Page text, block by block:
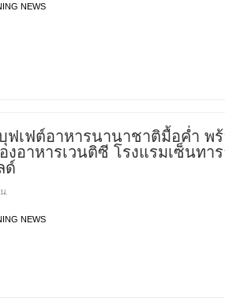
NEWS
ฟเฟต์อาหารนานาชาติมื้อค่ำ พ
อาหารเวนติซี โรงแรมเซ็นทา
ด์
.
NEWS